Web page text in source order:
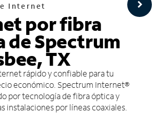
Internet
por fibra
de Spectrum
TX
rápido y confiable para tu
económico. Spectrum Internet®
por tecnología de fibra óptica y
instalaciones por líneas coaxiales.